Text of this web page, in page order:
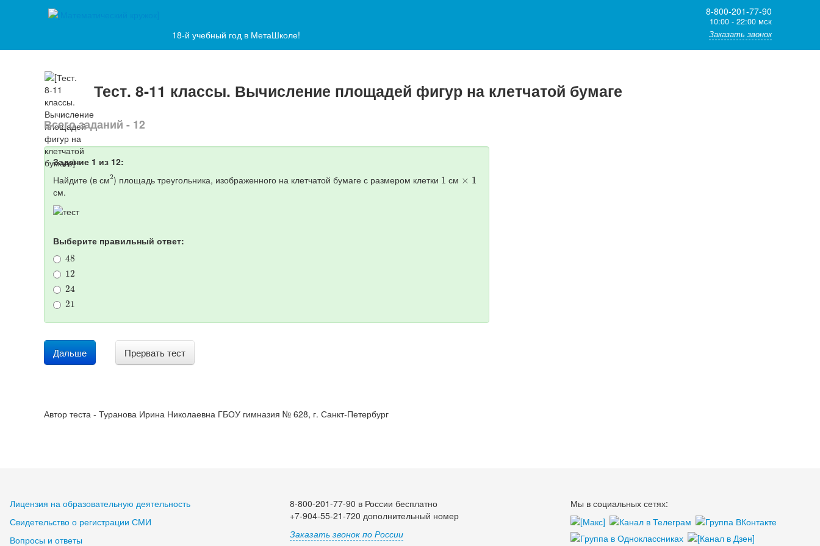
8-800-201-77-90
10:00 - 22:00 мск
Заказать звонок
18-й учебный год в МетаШколе!
Тест. 8-11 классы. Вычисление площадей фигур на клетчатой бумаге
Всего заданий - 12
Задание 1 из 12:
Найдите (в см2) площадь треугольника, изображенного на клетчатой бумаге с размером клетки см
см.
Выберите правильный ответ:
Дальше Прервать тест
Автор теста - Туранова Ирина Николаевна ГБОУ гимназия № 628, г. Санкт-Петербург
Лицензия на образовательную деятельность
Свидетельство о регистрации СМИ
Вопросы и ответы
8-800-201-77-90 в России бесплатно
+7-904-55-21-720 дополнительный номер
Заказать звонок по России
Мы в социальных сетях: